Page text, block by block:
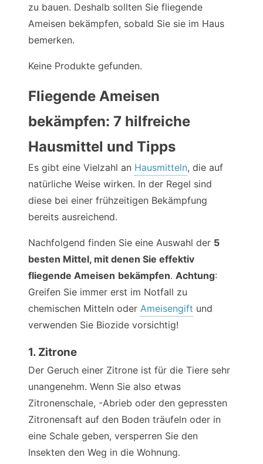
zu bauen. Deshalb sollten Sie fliegende
Ameisen bekämpfen, sobald Sie sie im Haus
bemerken.
Keine Produkte gefunden.
Fliegende Ameisen
bekämpfen: 7 hilfreiche
Hausmittel und Tipps
Es gibt eine Vielzahl an Hausmitteln, die auf
natürliche Weise wirken. In der Regel sind
diese bei einer frühzeitigen Bekämpfung
bereits ausreichend.
Nachfolgend finden Sie eine Auswahl der 5
besten Mittel, mit denen Sie effektiv
fliegende Ameisen bekämpfen. Achtung:
Greifen Sie immer erst im Notfall zu
chemischen Mitteln oder Ameisengift und
verwenden Sie Biozide vorsichtig!
1. Zitrone
Der Geruch einer Zitrone ist für die Tiere sehr
unangenehm. Wenn Sie also etwas
Zitronenschale, -Abrieb oder den gepressten
Zitronensaft auf den Boden träufeln oder in
eine Schale geben, versperren Sie den
Insekten den Weg in die Wohnung.